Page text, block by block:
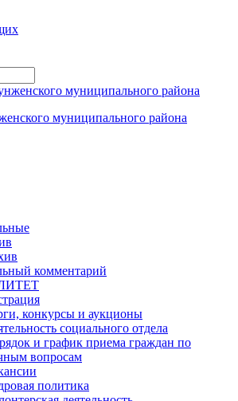
муниципального района
комментарий
конкурсы и аукционы
социального отдела
и график приема граждан по
вопросам
политика